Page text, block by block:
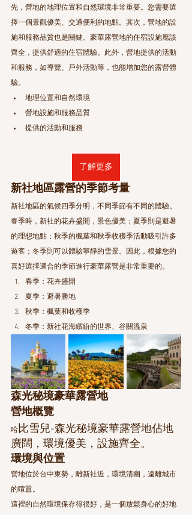
先，營地的地理位置和自然環境非常重要。您需要選
擇一個景觀優美、交通便利的地點。其次，營地的設
施和服務品質也是關鍵。豪華露營地的住宿設施應該
齊全，提供舒適的住宿體驗。此外，營地提供的活動
和服務，如導覽、戶外活動等，也能增加您的露營體
驗。
地理位置和自然環境
營地設施和服務品質
提供的活動和服務
了解更多
新社地區露營的季節考量
新社地區的氣候四季分明，不同季節有不同的體驗。
春季時，新社的花卉盛開，景色優美；夏季則是避暑
的理想地點；秋季的楓葉和秋季收穫季活動吸引許多
遊客；冬季則可以體驗寧靜的雪景。因此，根據您的
喜好選擇適合的季節進行豪華露營是非常重要的。
春季：花卉盛開
夏季：避暑勝地
秋季：楓葉和收穫季
冬季：新社花海繽紛的世界、谷關溫泉
森光秘境豪華露營地
營地概覽
哈 比雪兒-森光秘境豪華露營地佔地
廣闊，環境優美，設施齊全。
環境與位置
營地位於台中東勢，離新社近，環境清幽，遠離城市
的喧囂。
這裡的自然環境保存得很好，是一個放鬆身心的好地